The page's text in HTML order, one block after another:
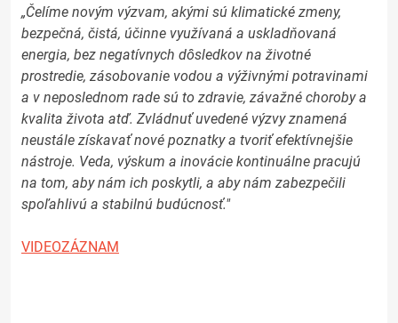
„Čelíme novým výzvam, akými sú klimatické zmeny,
bezpečná, čistá, účinne využívaná a uskladňovaná
energia, bez negatívnych dôsledkov na životné
prostredie, zásobovanie vodou a výživnými potravinami
a v neposlednom rade sú to zdravie, závažné choroby a
kvalita života atď. Zvládnuť uvedené výzvy znamená
neustále získavať nové poznatky a tvoriť efektívnejšie
nástroje. Veda, výskum a inovácie kontinuálne pracujú
na tom, aby nám ich poskytli, a aby nám zabezpečili
spoľahlivú a stabilnú budúcnosť."
VIDEOZÁZNAM